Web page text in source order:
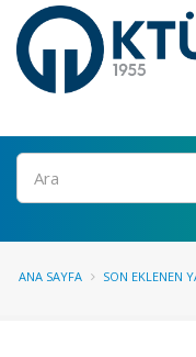
Ara
ANA SAYFA SON EKLENEN